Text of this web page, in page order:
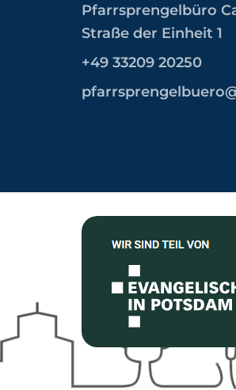
Pfarrsprengelbüro
Straße der Einheit 1
+49 33209 20250